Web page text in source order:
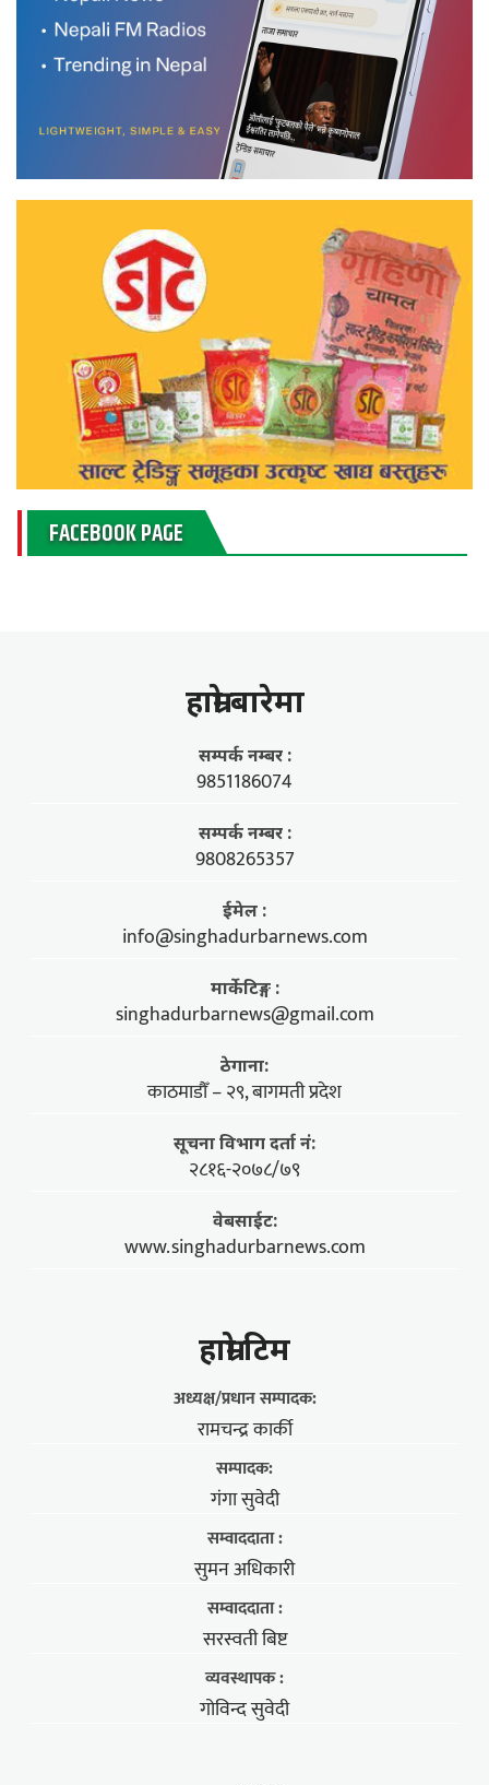
FACEBOOK PAGE
हाम्राे बारेमा
सम्पर्क नम्बर :
9851186074
सम्पर्क नम्बर :
9808265357
ईमेल :
info@singhadurbarnews.com
मार्केटिङ्ग :
singhadurbarnews@gmail.com
ठेगाना:
काठमाडौँ – २९, बागमती प्रदेश
सूचना विभाग दर्ता नं:
२८१६-२०७८/७९
वेबसाईट:
www.singhadurbarnews.com
हाम्राे टिम
अध्यक्ष/प्रधान सम्पादक:
रामचन्द्र कार्की
सम्पादक:
गंगा सुवेदी
सम्वाददाता :
सुमन अधिकारी
सम्वाददाता :
सरस्वती बिष्ट
व्यवस्थापक :
गोविन्द सुवेदी